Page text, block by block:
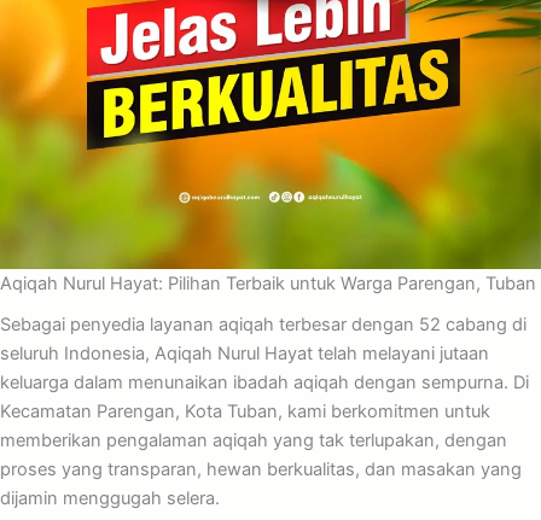
Aqiqah Nurul Hayat: Pilihan Terbaik untuk Warga Parengan, Tuban
Sebagai penyedia layanan aqiqah terbesar dengan 52 cabang di
seluruh Indonesia, Aqiqah Nurul Hayat telah melayani jutaan
keluarga dalam menunaikan ibadah aqiqah dengan sempurna. Di
Kecamatan Parengan, Kota Tuban, kami berkomitmen untuk
memberikan pengalaman aqiqah yang tak terlupakan, dengan
proses yang transparan, hewan berkualitas, dan masakan yang
dijamin menggugah selera.